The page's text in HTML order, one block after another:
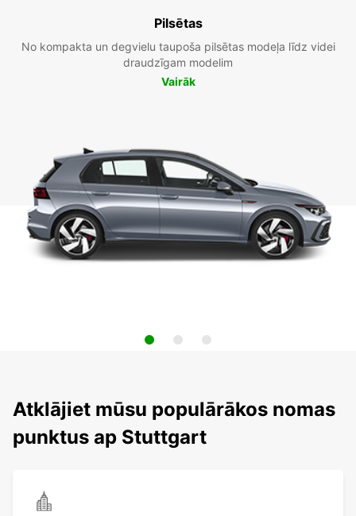
Pilsētas
No kompakta un degvielu taupoša pilsētas modeļa līdz videi
draudzīgam modelim
Vairāk
Atklājiet mūsu populārākos nomas
punktus ap Stuttgart